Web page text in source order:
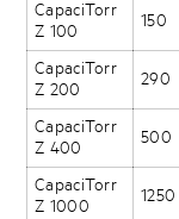
CapaciTorr
Z 100
150
CapaciTorr
Z 200
290
CapaciTorr
Z 400
500
CapaciTorr
Z 1000
1250